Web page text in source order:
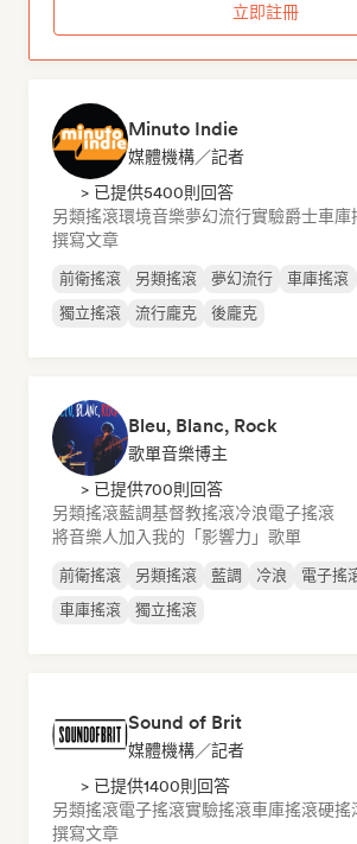
立即註冊
Minuto Indie
媒體機構／記者
> 已提供5400則回答
另類搖滾環境音樂夢幻流行實驗爵士車庫
撰寫文章
前衛搖滾 另類搖滾 夢幻流行 車庫搖滾
獨立搖滾
流行龐克 後龐克
Bleu, Blanc, Rock
歌單音樂博主
> 已提供700則回答
另類搖滾藍調基督教搖滾冷浪電子搖滾
將音樂人加入我的「影響力」歌單
前衛搖滾 另類搖滾 藍調 冷浪 電子搖
車庫搖滾
獨立搖滾
Sound of Brit
媒體機構／記者
> 已提供1400則回答
另類搖滾電子搖滾實驗搖滾車庫搖滾硬搖
撰寫文章